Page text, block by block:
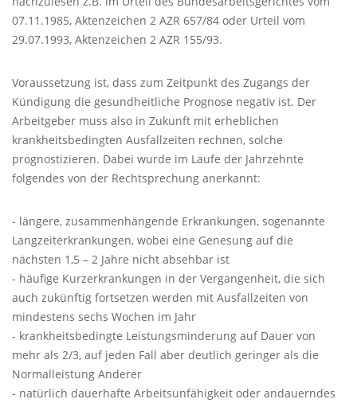
07.11.1985, Aktenzeichen 2 AZR 657/84 oder Urteil vom
29.07.1993, Aktenzeichen 2 AZR 155/93.
Voraussetzung ist, dass zum Zeitpunkt des Zugangs der
Kündigung die gesundheitliche Prognose negativ ist. Der
Arbeitgeber muss also in Zukunft mit erheblichen
krankheitsbedingten Ausfallzeiten rechnen, solche
prognostizieren. Dabei wurde im Laufe der Jahrzehnte
folgendes von der Rechtsprechung anerkannt:
- längere, zusammenhängende Erkrankungen, sogenannte
Langzeiterkrankungen, wobei eine Genesung auf die
nächsten 1,5 – 2 Jahre nicht absehbar ist
- häufige Kurzerkrankungen in der Vergangenheit, die sich
auch zukünftig fortsetzen werden mit Ausfallzeiten von
mindestens sechs Wochen im Jahr
- krankheitsbedingte Leistungsminderung auf Dauer von
mehr als 2/3, auf jeden Fall aber deutlich geringer als die
Normalleistung Anderer
- natürlich dauerhafte Arbeitsunfähigkeit oder andauerndes